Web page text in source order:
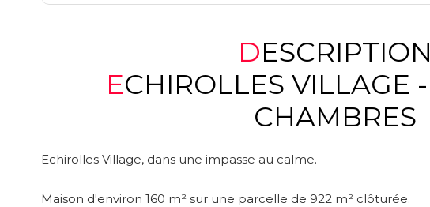
DESCRIPTION
ECHIROLLES VILLAGE - 160 M² - 5
CHAMBRES
Echirolles Village, dans une impasse au calme.
Maison d'environ 160 m² sur une parcelle de 922 m² clôturée.